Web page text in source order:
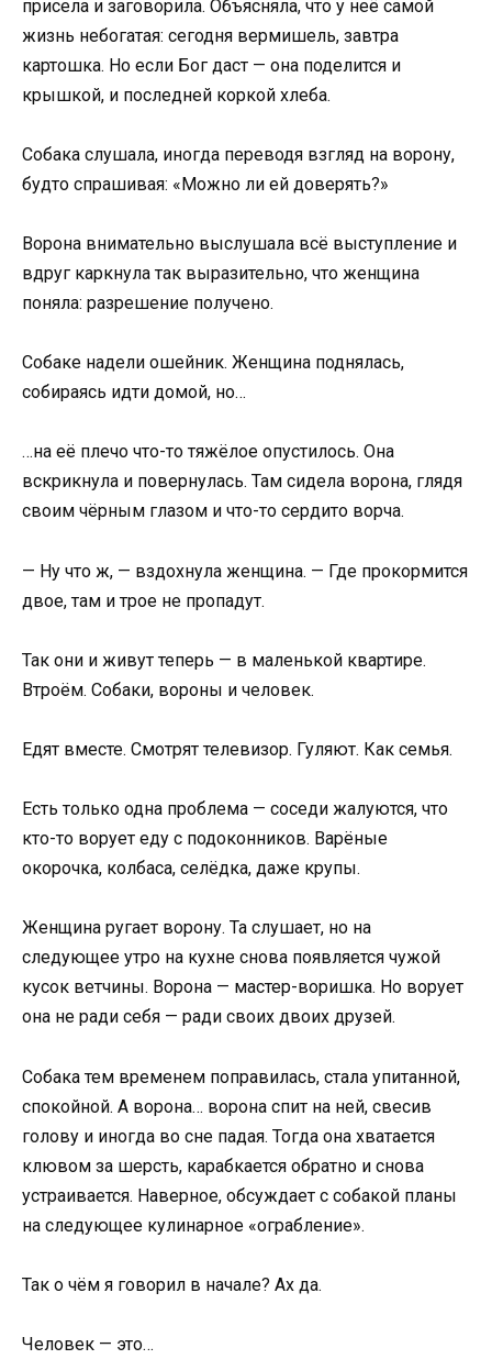
присела и заговорила. Объясняла, что у неё самой
жизнь небогатая: сегодня вермишель, завтра
картошка. Но если Бог даст — она поделится и
крышкой, и последней коркой хлеба.
Собака слушала, иногда переводя взгляд на ворону,
будто спрашивая: «Можно ли ей доверять?»
Ворона внимательно выслушала всё выступление и
вдруг каркнула так выразительно, что женщина
поняла: разрешение получено.
Собаке надели ошейник. Женщина поднялась,
собираясь идти домой, но…
…на её плечо что-то тяжёлое опустилось. Она
вскрикнула и повернулась. Там сидела ворона, глядя
своим чёрным глазом и что-то сердито ворча.
— Ну что ж, — вздохнула женщина. — Где прокормится
двое, там и трое не пропадут.
Так они и живут теперь — в маленькой квартире.
Втроём. Собаки, вороны и человек.
Едят вместе. Смотрят телевизор. Гуляют. Как семья.
Есть только одна проблема — соседи жалуются, что
кто-то ворует еду с подоконников. Варёные
окорочка, колбаса, селёдка, даже крупы.
Женщина ругает ворону. Та слушает, но на
следующее утро на кухне снова появляется чужой
кусок ветчины. Ворона — мастер-воришка. Но ворует
она не ради себя — ради своих двоих друзей.
Собака тем временем поправилась, стала упитанной,
спокойной. А ворона… ворона спит на ней, свесив
голову и иногда во сне падая. Тогда она хватается
клювом за шерсть, карабкается обратно и снова
устраивается. Наверное, обсуждает с собакой планы
на следующее кулинарное «ограбление».
Так о чём я говорил в начале? Ах да.
Человек — это…